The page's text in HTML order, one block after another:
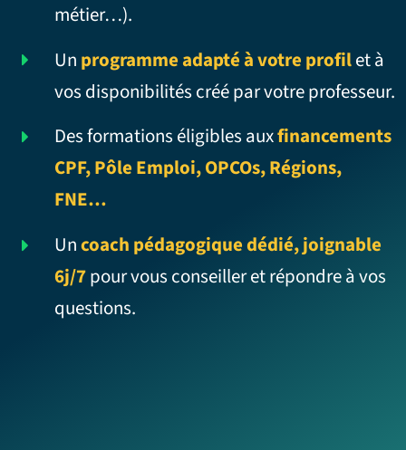
métier…).
Un programme adapté à votre profilet à
vos disponibilités créé par votre professeur.
Des formations éligibles auxfinancements
CPF, Pôle Emploi, OPCOs, Régions,
FNE…
Uncoach pédagogique dédié, joignable
6j/7pour vous conseiller et répondre à vos
questions.